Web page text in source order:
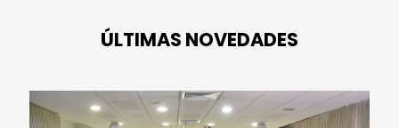
ÚLTIMAS NOVEDADES